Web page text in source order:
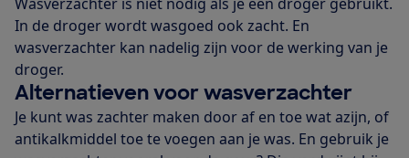
In de droger wordt wasgoed ook zacht. En
wasverzachter kan nadelig zijn voor de werking van je
droger.
Alternatieven voor wasverzachter
Je kunt was zachter maken door af en toe wat azijn, of
antikalkmiddel toe te voegen aan je was. En gebruik je